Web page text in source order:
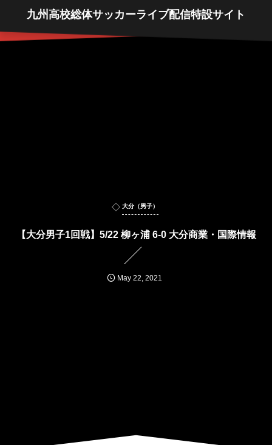
九州高校総体サッカーライブ配信特設サイト
大分（男子）
【大分男子1回戦】5/22 柳ヶ浦 6-0 大分商業・国際情報
May 22,2021